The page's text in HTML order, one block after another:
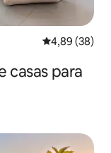
4,89 de uma
4,89 (38)
casas para